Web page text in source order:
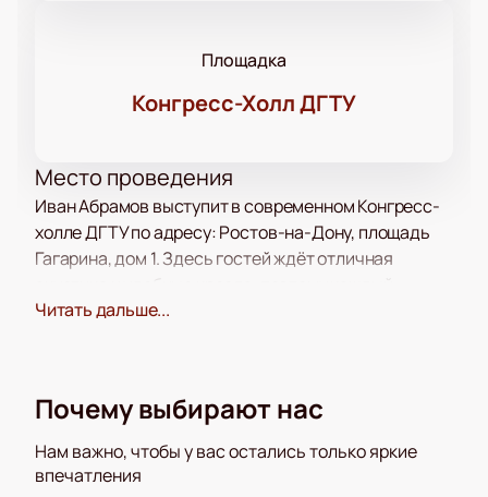
Площадка
Конгресс-Холл ДГТУ
Место проведения
Иван Абрамов выступит в современном Конгресс-
холле ДГТУ по адресу: Ростов-на-Дону, площадь
Гагарина, дом 1. Здесь гостей ждёт отличная
сможет получить удовольствие от шоу.
радует зрителей остроумными и умными
монологами. Его новое выступление наполнит
вечер свежими темами и яркими шутками, которые
запомнятся надолго. В этот раз артист представит
Читать дальше...
Почему выбирают нас
Нам важно, чтобы у вас остались только яркие
впечатления